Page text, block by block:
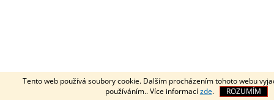
Tento web používá soubory cookie. Dalším procházením tohoto webu
používáním.. Více informacízde. ROZUMÍM